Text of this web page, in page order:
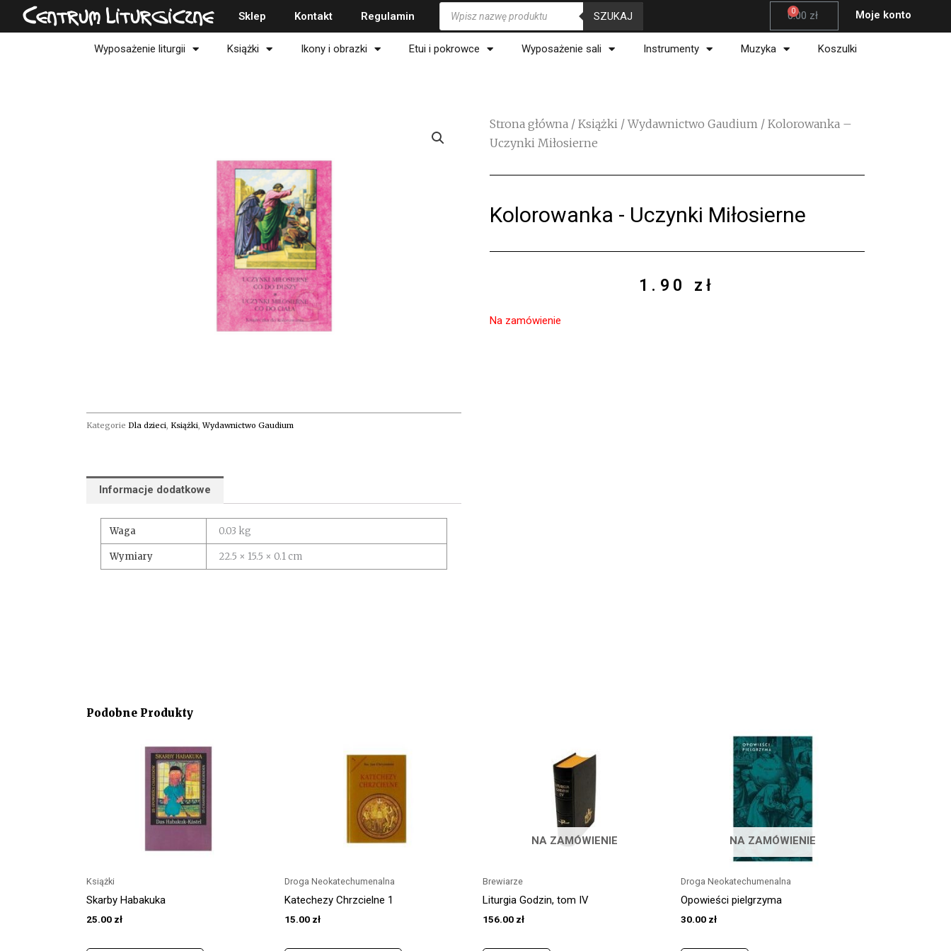
PrzejdźCentrum Liturgiczne Sklep Kontakt Regulamin
Wyszukiwarka
produktów
SZUKAJ 0.00 zł
Wózek Moje konto
Wyposażenie liturgii Książki Ikony i obrazki Etui i pokrowce Wyposażenie sali Instrumenty Muzyka Koszulki
Kategorie Dla dzieci, Książki,Wydawnictwo Gaudium
Informacje dodatkowe
Waga 0.03 kg
Wymiary 22.5 × 15.5 × 0.1 cm
Strona główna / Książki /Wydawnictwo Gaudium / Kolorowanka –
Uczynki Miłosierne
Kolorowanka - Uczynki Miłosierne
1.90 zł
Na zamówienie
Podobne Produkty
Książki
Skarby Habakuka
25.00 zł
Droga Neokatechumenalna
Katechezy Chrzcielne 1
15.00 zł
NA ZAMÓWIENIE
Brewiarze
Liturgia Godzin, tom IV
156.00 zł
NA ZAMÓWIENIE
Droga Neokatechumenalna
Opowieści pielgrzyma
30.00 zł